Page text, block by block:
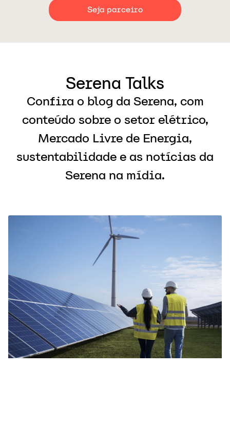
Seja parceiro
Serena Talks
Confira o blog da Serena, com
conteúdo sobre o setor elétrico,
Mercado Livre de Energia,
sustentabilidade e as notícias da
Serena na mídia.